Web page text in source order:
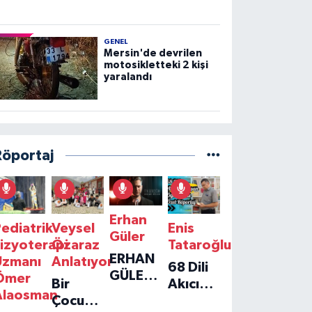
GENEL
Mersin'de devrilen
motosikletteki 2 kişi
yaralandı
Veysel
Özaraz
Anlatıyor
Bir
Çocuğun
Erhan
Güler
ERHAN
GÜLER'IN
Enis
Tataroğlu
68 Dili
Akıcı